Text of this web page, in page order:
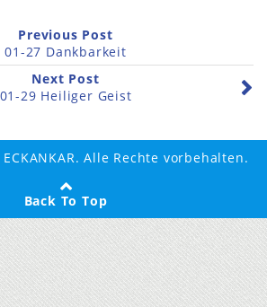
Previous Post
01-27 Dankbarkeit
Next Post
01-29 Heiliger Geist
Alle Rechte vorbehalten.
Back To Top